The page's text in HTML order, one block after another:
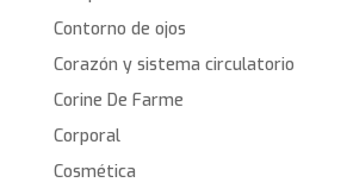
Contorno de ojos
Corazón y sistema circulatorio
Corine De Farme
Corporal
Cosmética